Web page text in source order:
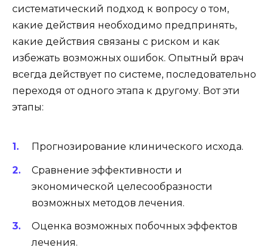
систематический подход к вопросу о том,
какие действия необходимо предпринять,
какие действия связаны с риском и как
избежать возможных ошибок. Опытный врач
всегда действует по системе, последовательно
переходя от одного этапа к другому. Вот эти
этапы:
Прогнозирование клинического исхода.
Сравнение эффективности и
экономической целесообразности
возможных методов лечения.
Оценка возможных побочных эффектов
лечения.